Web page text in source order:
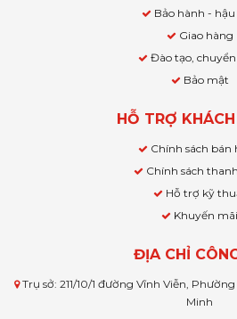
Bảo hành -
Giao hàng
Đào tạo,
Bảo mật
HỖ TRỢ
Chính sách bán
Chính sách
Hỗ trợ kỹ
Khuyến mãi
ĐỊA CHỈ
Trụ sở: 211/10/1 đường Vĩnh Viễn,
Minh